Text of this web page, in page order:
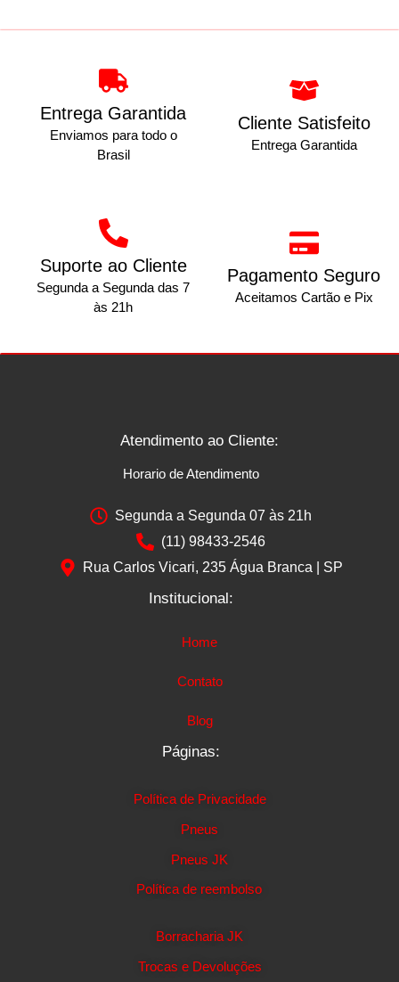
Entrega Garantida
Enviamos para todo o
Brasil
Cliente Satisfeito
Entrega Garantida
Suporte ao Cliente
Segunda a Segunda das 7
às 21h
Pagamento Seguro
Aceitamos Cartão e Pix
Atendimento ao Cliente:
Horario de Atendimento
Segunda a Segunda 07 às 21h
(11) 98433-2546
Rua Carlos Vicari, 235 Água Branca | SP
Institucional:
Home
Contato
Blog
Páginas:
Política de Privacidade
Pneus
Pneus JK
Política de reembolso
Borracharia JK
Trocas e Devoluções